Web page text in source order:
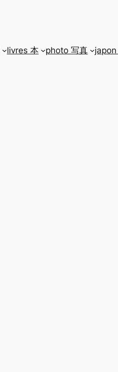
livres 本 photo 写真 japon